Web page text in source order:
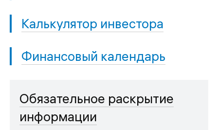
Калькулятор инвестора
Финансовый календарь
Обязательное раскрытие
информации